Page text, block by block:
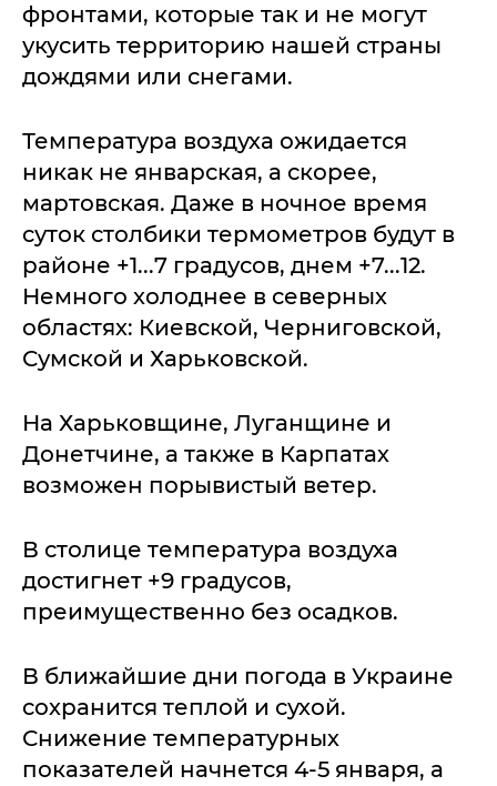
фронтами, которые так и не могут
укусить территорию нашей страны
дождями или снегами.
Температура воздуха ожидается
никак не январская, а скорее,
мартовская. Даже в ночное время
суток столбики термометров будут в
районе +1...7 градусов, днем +7...12.
Немного холоднее в северных
областях: Киевской, Черниговской,
Сумской и Харьковской.
На Харьковщине, Луганщине и
Донетчине, а также в Карпатах
возможен порывистый ветер.
В столице температура воздуха
достигнет +9 градусов,
преимущественно без осадков.
В ближайшие дни погода в Украине
сохранится теплой и сухой.
Снижение температурных
показателей начнется 4-5 января, а